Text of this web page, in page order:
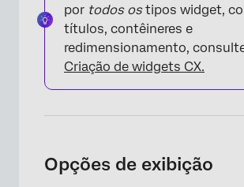
por todos ostipos widget,
títulos, contêineres e
redimensionamento,
Criação de widgets CX.
Opções de exibição